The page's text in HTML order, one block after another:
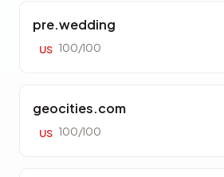
pre.wedding
US 100/100
geocities.com
US 100/100